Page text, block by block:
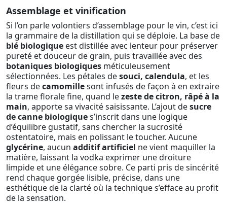
Assemblage et vinification
Si l’on parle volontiers d’assemblage pour le vin, c’est ici
la grammaire de la distillation qui se déploie. La base de
blé biologique est distillée avec lenteur pour préserver
pureté et douceur de grain, puis travaillée avec des
botaniques biologiques méticuleusement
sélectionnées. Les pétales desouci, calendula, et les
fleurs decamomillesont infusés de façon à en extraire
la trame florale fine, quand lezeste de citron, râpé à la
main, apporte sa vivacité saisissante. L’ajout desucre
de canne biologiques’inscrit dans une logique
d’équilibre gustatif, sans chercher la sucrosité
ostentatoire, mais en polissant le toucher. Aucune
glycérine, aucun additif artificiel ne vient maquiller la
matière, laissant la vodka exprimer une droiture
limpide et une élégance sobre. Ce parti pris de sincérité
rend chaque gorgée lisible, précise, dans une
esthétique de la clarté où la technique s’efface au profit
de la sensation.